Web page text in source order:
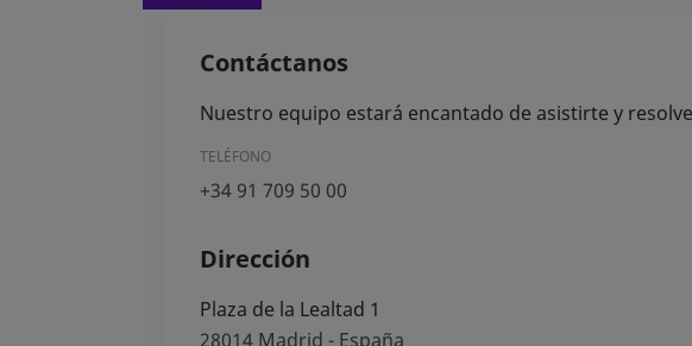
Contáctanos
Nuestro equipo estará encantado de asistirte y
TELÉFONO
+34 91 709 50 00
Dirección
Plaza de la Lealtad 1
28014 Madrid - España